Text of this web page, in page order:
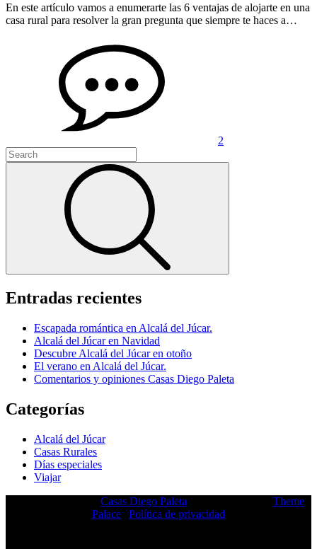
En este artículo vamos a enumerarte las 6 ventajas de alojarte en una
casa rural para resolver la gran pregunta que siempre te haces a…
2
Search
for:
Entradas recientes
Escapada romántica en Alcalá del Júcar.
Alcalá del Júcar en Navidad
Descubre Alcalá del Júcar en otoño
El verano en Alcalá del Júcar.
Comentarios y opiniones Casas Diego Paleta
Categorías
Alcalá del Júcar
Casas Rurales
Días especiales
Viajar
Casas Diego Paleta
Theme
Palace
Política de privacidad